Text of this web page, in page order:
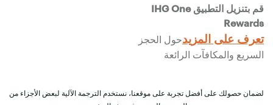
قم بتنزيل التطبيق IHG One
Rewards
تعرف على المزيدحول الحجز
السريع والمكافآت الرائعة
لضمان حصولك على أفضل تجربة على موقعنا، نستخدم الترجمة الآلية لبعض الأجزاء من